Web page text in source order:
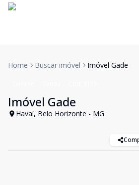
Home Buscar imóvel Imóvel Gade
Imóvel Gade
Havaí, Belo Horizonte - MG